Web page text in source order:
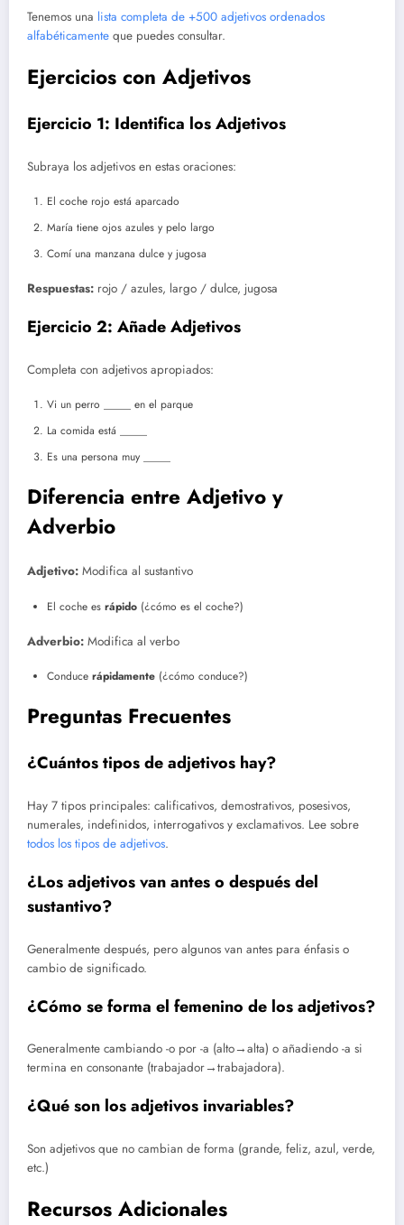
Tenemos una lista completa de +500 adjetivos ordenados
alfabéticamente que puedes consultar.
Ejercicios con Adjetivos
Ejercicio 1: Identifica los Adjetivos
Subraya los adjetivos en estas oraciones:
El coche rojo está aparcado
María tiene ojos azules y pelo largo
Comí una manzana dulce y jugosa
Respuestas: rojo / azules, largo / dulce, jugosa
Ejercicio 2: Añade Adjetivos
Completa con adjetivos apropiados:
Vi un perro _____ en el parque
La comida está _____
Es una persona muy _____
Diferencia entre Adjetivo y
Adverbio
Adjetivo: Modifica al sustantivo
El coche es rápido (¿cómo es el coche?)
Adverbio: Modifica al verbo
Conduce rápidamente (¿cómo conduce?)
Preguntas Frecuentes
¿Cuántos tipos de adjetivos hay?
Hay 7 tipos principales: calificativos, demostrativos, posesivos,
numerales, indefinidos, interrogativos y exclamativos. Lee sobre
todos los tipos de adjetivos.
¿Los adjetivos van antes o después del
sustantivo?
Generalmente después, pero algunos van antes para énfasis o
cambio de significado.
¿Cómo se forma el femenino de los adjetivos?
Generalmente cambiando -o por -a (alto→alta) o añadiendo -a si
termina en consonante (trabajador→trabajadora).
¿Qué son los adjetivos invariables?
Son adjetivos que no cambian de forma (grande, feliz, azul, verde,
etc.)
Recursos Adicionales